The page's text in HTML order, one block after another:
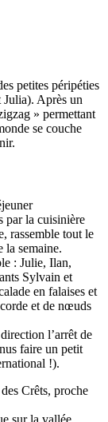
petites péripéties
Julia). Après un
» permettant
se couche
par la cuisinière
rassemble tout le
la semaine.
: Julie, Ilan,
Sylvain et
en falaises et
et de nœuds
l’arrêt de
faire un petit
!).
Crêts, proche
sur la vallée.